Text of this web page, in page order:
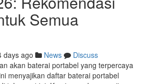
Semua
days ago News
Discuss
akan baterai portabel yang terpercaya
menyajikan daftar baterai portabel